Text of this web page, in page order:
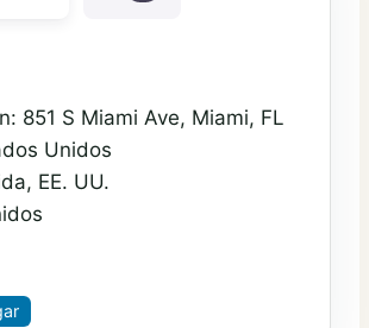
851 S Miami Ave, Miami, FL
Unidos
EE. UU.